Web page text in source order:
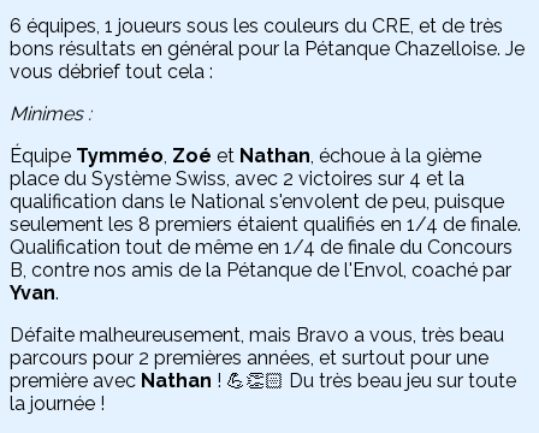
6 équipes, 1 joueurs sous les couleurs du CRE, et de très
bons résultats en général pour la Pétanque Chazelloise. Je
vous débrief tout cela :
Minimes :
Équipe Tymméo, Zoé et Nathan, échoue à la 9ième
place du Système Swiss, avec 2 victoires sur 4 et la
qualification dans le National s'envolent de peu, puisque
seulement les 8 premiers étaient qualifiés en 1/4 de finale.
Qualification tout de même en 1/4 de finale du Concours
B, contre nos amis de la Pétanque de l'Envol, coaché par
Yvan.
Défaite malheureusement, mais Bravo a vous, très beau
parcours pour 2 premières années, et surtout pour une
première avec Nathan ! 💪👏🏻 Du très beau jeu sur toute
la journée !